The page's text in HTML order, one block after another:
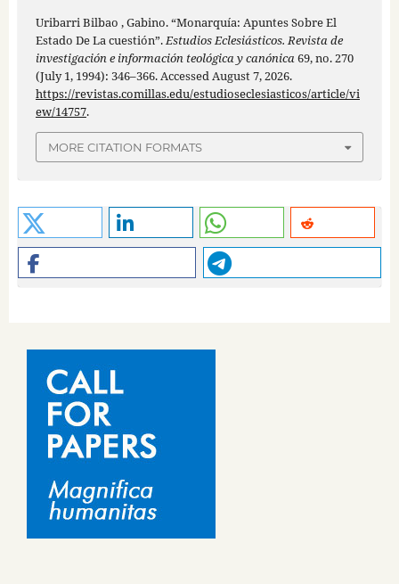
Uribarri Bilbao , Gabino. “Monarquía: Apuntes Sobre El
Estado De La cuestión”.Estudios Eclesiásticos. Revista de
investigación e información teológica y canónica69, no. 270
(July 1, 1994): 346–366. Accessed August 7, 2026.
https://revistas.comillas.edu/estudioseclesiasticos/article/vi
ew/14757.
MORE CITATION FORMATS